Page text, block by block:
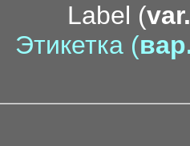
Label (
Этикетка (